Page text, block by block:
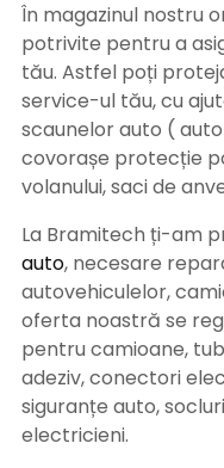
În magazinul nostru
potrivite pentru a
tău. Astfel poți
service-ul tău, cu
scaunelor auto (
covorașe protecție
volanului, saci de
La Bramitech ți-am
auto, necesare
autovehiculelor,
oferta noastră se
pentru camioane,
adeziv, conectori
siguranțe auto,
electricieni.